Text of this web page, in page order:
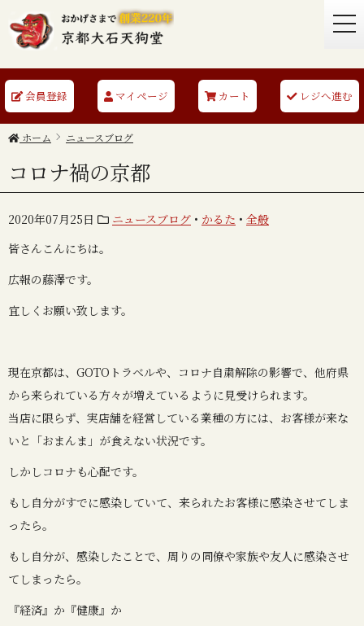
会員登録 マイページ カート レジへ進む
ホーム ニュースブログ
コロナ禍の京都
2020年07月25日 ニュースブログ • かるた • 全般
皆さんこんにちは。
広報の藤澤です。
宜しくお願い致します。
現在京都は、GOTOトラベルや、コロナ自粛解除の影響で、他府県
から来られている方々が増えているように見受けられます。
当店に限らず、実店舗を経営している業種の方には、お客様が来な
いと「おまんま」が食えない状況です。
しかしコロナも心配です。
もし自分がすでに感染していて、来られたお客様に感染させてしま
ったら。
もし自分が、感染したことで、周りの同僚や家族や友人に感染させ
てしまったら。
『経済』か『健康』か